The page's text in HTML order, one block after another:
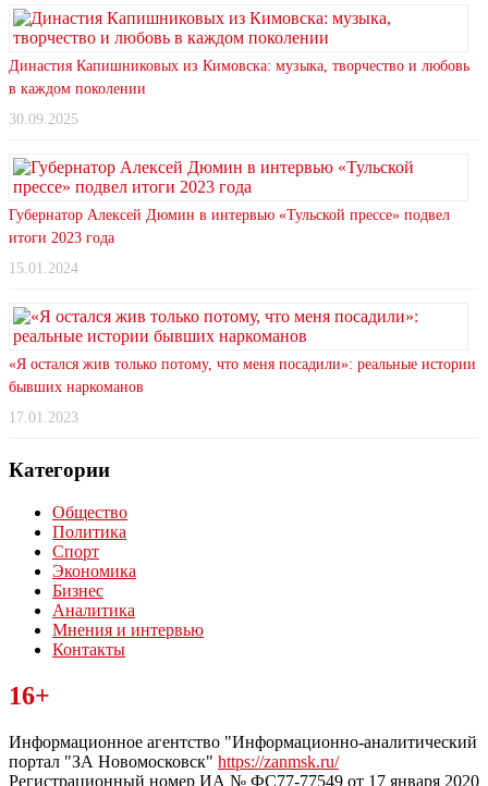
Династия Капишниковых из Кимовска: музыка, творчество и любовь
в каждом поколении
30.09.2025
Губернатор Алексей Дюмин в интервью «Тульской прессе» подвел
итоги 2023 года
15.01.2024
«Я остался жив только потому, что меня посадили»: реальные истории
бывших наркоманов
17.01.2023
Категории
Общество
Политика
Спорт
Экономика
Бизнес
Аналитика
Мнения и интервью
Контакты
Читайте последние новости дня в Тульской области на сайте
“ЗаНовомосковск”
16+
Информационное агентство "Информационно-аналитический
портал "ЗА Новомосковск" https://zanmsk.ru/
Регистрационный номер ИА № ФС77-77549 от 17 января 2020